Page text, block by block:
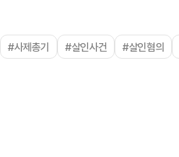
#사제총기 #살인사건 #살인혐의